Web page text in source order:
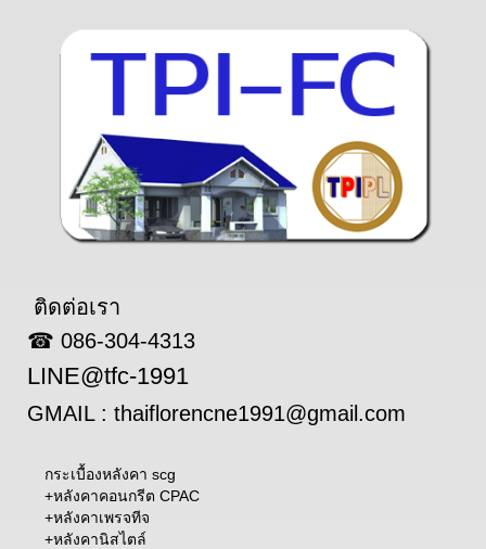
ติดต่อเรา
☎ 086-304-4313
LINE@tfc-1991
GMAIL : thaiflorencne1991@gmail.com
กระเบื้องหลังคา scg
+หลังคาคอนกรีต CPAC
+หลังคาเพรจทีจ
+หลังคานิสไตล์